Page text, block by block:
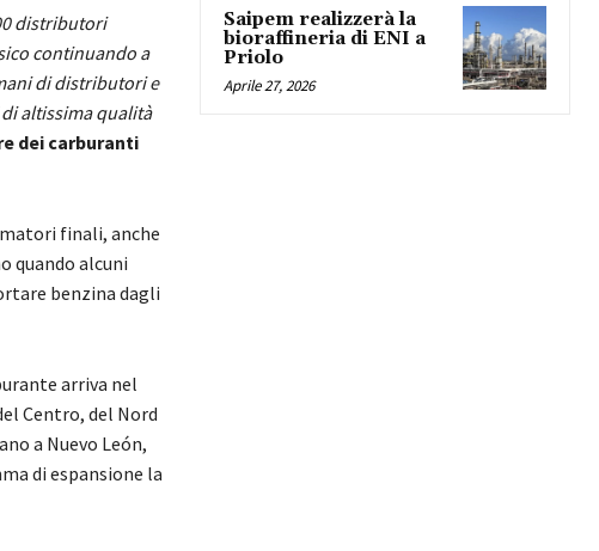
distributori
continuando a
di distributori e
altissima qualità
dei carburanti
finali, anche
quando alcuni
benzina dagli
arriva nel
Centro, del Nord
a Nuevo León,
di espansione la
Saipem realizzerà la
bioraffineria di ENI a
Priolo
Aprile 27, 2026